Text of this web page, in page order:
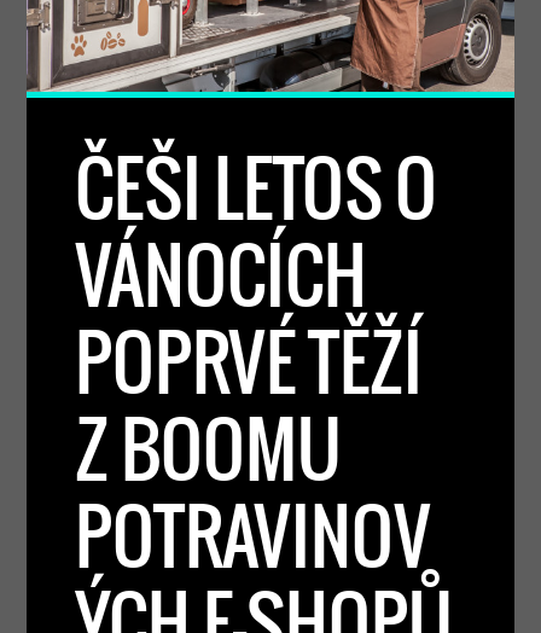
ČEŠI LETOS O
VÁNOCÍCH
POPRVÉ TĚŽÍ
Z BOOMU
POTRAVINOV